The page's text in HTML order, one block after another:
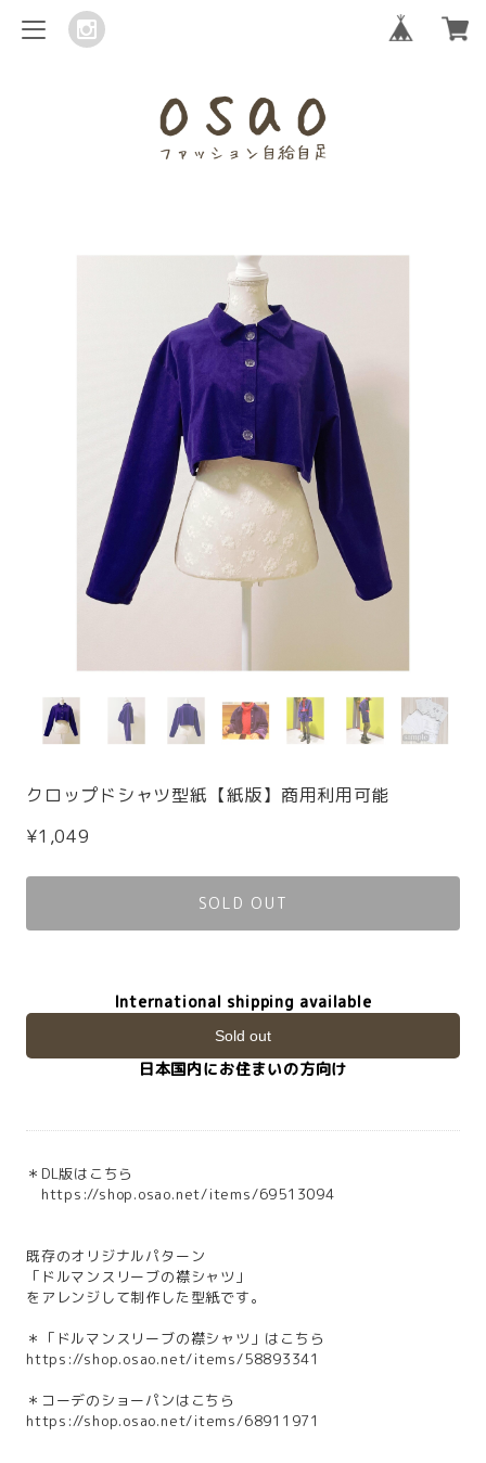
クロップドシャツ型紙【紙版】商用利用可能
¥1,049
SOLD OUT
International shipping available
Sold out
日本国内にお住まいの方向け
＊DL版はこちら
https://shop.osao.net/items/69513094
既存のオリジナルパターン
「ドルマンスリーブの襟シャツ」
をアレンジして制作した型紙です。
＊「ドルマンスリーブの襟シャツ」はこちら
https://shop.osao.net/items/58893341
＊コーデのショーパンはこちら
https://shop.osao.net/items/68911971